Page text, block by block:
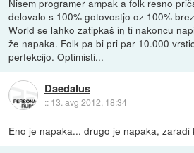
delovalo s 100% gotovostjo oz 100%
World se lahko zatipkaš in ti nakoncu
že napaka. Folk pa bi pri par 10.000
perfekcijo. Optimisti...
Daedalus
:: 13. avg 2012, 18:34
Eno je napaka... drugo je napaka, zaradi